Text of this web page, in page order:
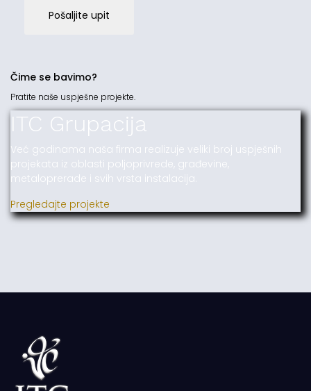
Pošaljite upit
Čime se bavimo?
Pratite naše uspješne projekte.
ITC Grupacija
Već godinama naša firma realizuje veliki broj uspješnih
projekata iz oblasti poljoprivrede, građevine,
metaloprerade i svih vrsta instalacija.
Pregledajte projekte